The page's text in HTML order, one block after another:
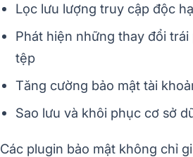
Lọc lưu lượng truy cập độc
Phát hiện những thay đổi
tệp
Tăng cường bảo mật tài
Sao lưu và khôi phục cơ sở
Các plugin bảo mật không chỉ